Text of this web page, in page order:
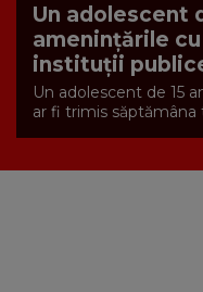
Un adolescent
amenințările
instituții
Un adolescent de 15
ar fi trimis săptămâna